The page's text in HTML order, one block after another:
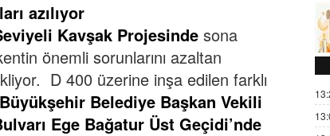
azılıyor
Kavşak Projesinde sona
önemli sorunlarını azaltan
D 400 üzerine inşa edilen farklı
Belediye Başkan Vekili
Ege Bağatur Üst Geçidi’nde